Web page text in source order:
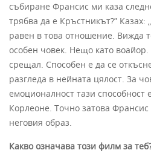
събиране Франсис ми каза
трябва да е Кръстникът?”
равен в това отношение. Вижда
особен човек. Нещо като
срещал. Способен е да се
разгледа в нейната цялост. За
емоционалност тази способност
Корлеоне. Точно затова
неговия образ.
Какво означава този филм за